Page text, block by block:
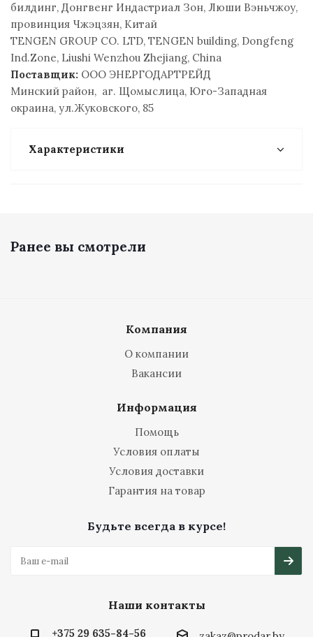
билдинг, Донгвенг Индастриал Зон, Люши Вэньчжоу,
провинция Чжэцзян, Китай
TENGEN GROUP CO. LTD, TENGEN building, Dongfeng
Ind.Zone, Liushi Wenzhou Zhejiang, China
Поставщик: ООО ЭНЕРГОДАРТРЕЙД
Минский район, аг. Щомыслица, Юго-Западная
окраина, ул.Жуковского, 85
Характеристики
Ранее вы смотрели
Компания
О компании
Вакансии
Информация
Помощь
Условия оплаты
Условия доставки
Гарантия на товар
Будьте всегда в курсе!
Наши контакты
+375 29 635-84-56